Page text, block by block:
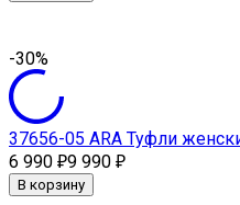
-30%
37656-05 ARA Туфли
6 990 ₽9 990 ₽
В корзину